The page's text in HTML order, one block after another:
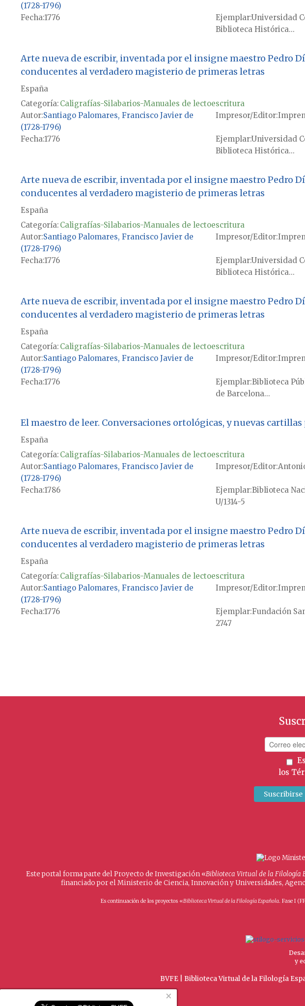
(1728-1796)
Fecha1776 EjemplarUniversidad
Biblioteca Histórica...
Arte nueva de escribir, inventada por el insigne maestro Pedro
conducentes al verdadero magisterio de primeras letras
España
Categoría: Caligrafías-Silabarios-Manuales de lectoescritura
Autor Santiago Palomares, Francisco Javier de
(1728-1796)
Impresor/Editor
Fecha1776 EjemplarUniversidad
Biblioteca Histórica...
Arte nueva de escribir, inventada por el insigne maestro Pedro
conducentes al verdadero magisterio de primeras letras
España
Categoría: Caligrafías-Silabarios-Manuales de lectoescritura
Autor Santiago Palomares, Francisco Javier de
(1728-1796)
Impresor/Editor
Fecha1776 EjemplarUniversidad
Biblioteca Histórica...
Arte nueva de escribir, inventada por el insigne maestro Pedro
conducentes al verdadero magisterio de primeras letras
España
Categoría: Caligrafías-Silabarios-Manuales de lectoescritura
Autor Santiago Palomares, Francisco Javier de
(1728-1796)
Impresor/Editor
Fecha1776 Ejemplar Biblioteca
de Barcelona...
El maestro de leer. Conversaciones ortológicas, y nuevas
España
Categoría: Caligrafías-Silabarios-Manuales de lectoescritura
Autor Santiago Palomares, Francisco Javier de
(1728-1796)
Impresor/Editor
Fecha1786 Ejemplar Biblioteca
U/1314-5
Arte nueva de escribir, inventada por el insigne maestro Pedro
conducentes al verdadero magisterio de primeras letras
España
Categoría: Caligrafías-Silabarios-Manuales de lectoescritura
Autor Santiago Palomares, Francisco Javier de
(1728-1796)
Impresor/Editor
Fecha1776 Ejemplar Fundación
2747
los
Este portal forma parte del Proyecto de Investigación «Biblioteca Virtual de la Filología
financiado por el Ministerio de Ciencia, Innovación y Universidades,
Es continuación de los proyectos «Biblioteca Virtual de la Filología Española. Fase I
y
BVFE | Biblioteca Virtual de la Filología
×